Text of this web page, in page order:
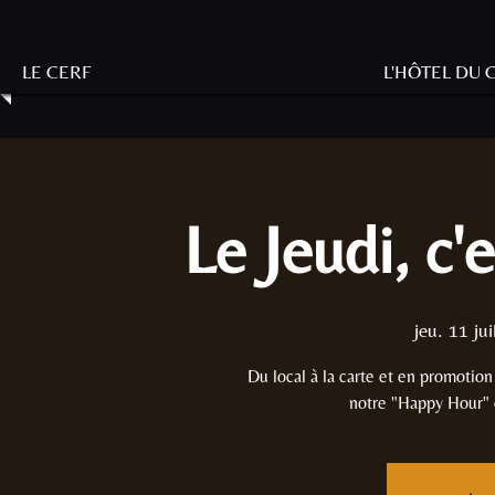
LE CERF L'HÔTEL DU
Le Jeudi,
jeu. 11
Du local à la carte et en
notre "Happy Hour"